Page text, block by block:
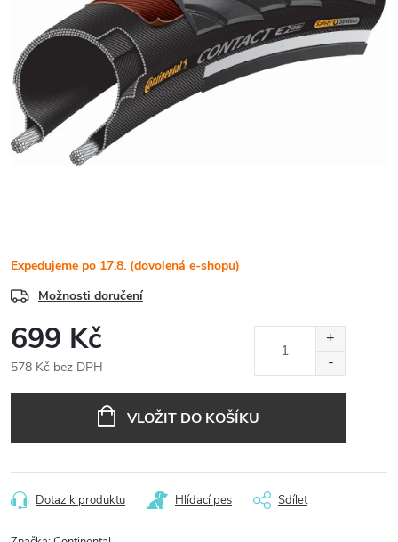
Expedujeme po 17.8. (dovolená e-shopu)
Možnosti doručení
699 Kč
578 Kč bez DPH
VLOŽIT DO KOŠÍKU
Dotaz k produktu Hlídací pes Sdílet